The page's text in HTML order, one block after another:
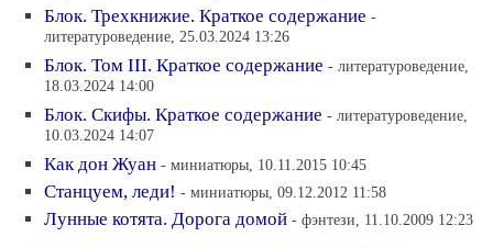
Блок. Трехкнижие. Краткое содержание -
литературоведение, 25.03.2024 13:26
Блок. Том III. Краткое содержание - литературоведение,
18.03.2024 14:00
Блок. Скифы. Краткое содержание - литературоведение,
10.03.2024 14:07
Как дон Жуан - миниатюры, 10.11.2015 10:45
Станцуем, леди! - миниатюры, 09.12.2012 11:58
Лунные котята. Дорога домой - фэнтези, 11.10.2009 12:23